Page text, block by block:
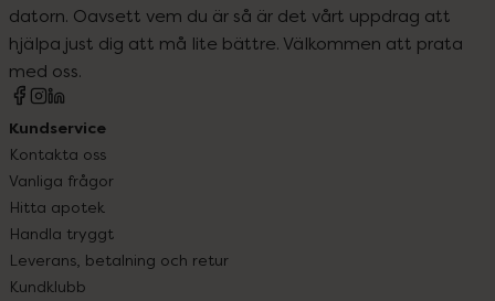
datorn. Oavsett vem du är så är det vårt uppdrag att
hjälpa just dig att må lite bättre. Välkommen att prata
med oss.
Kundservice
Kontakta oss
Vanliga frågor
Hitta apotek
Handla tryggt
Leverans, betalning och retur
Kundklubb